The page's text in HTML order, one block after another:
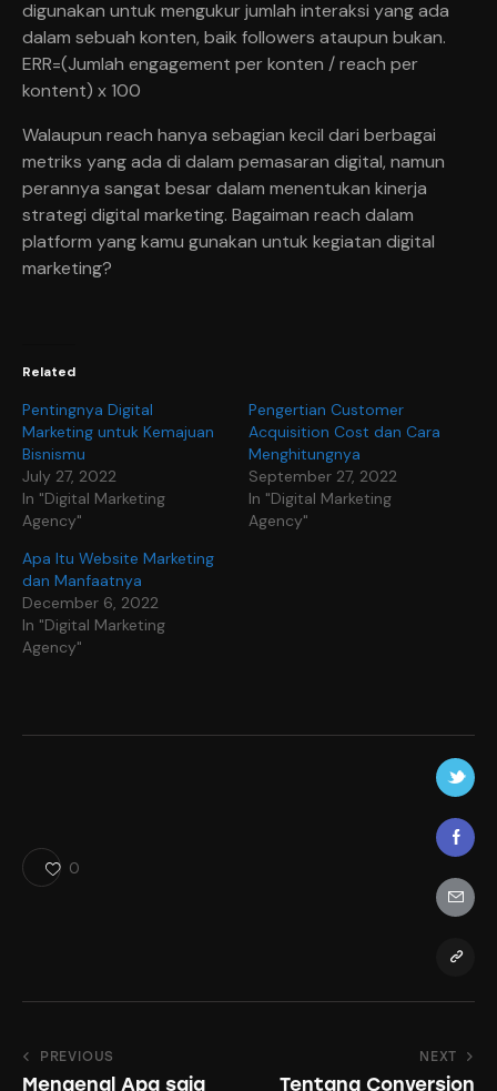
digunakan untuk mengukur jumlah interaksi yang ada
dalam sebuah konten, baik followers ataupun bukan.
ERR=(Jumlah engagement per konten / reach per
kontent) x 100
Walaupun reach hanya sebagian kecil dari berbagai
metriks yang ada di dalam pemasaran digital, namun
perannya sangat besar dalam menentukan kinerja
strategi digital marketing. Bagaiman reach dalam
platform yang kamu gunakan untuk kegiatan digital
marketing?
Related
Pentingnya Digital
Marketing untuk Kemajuan
Bisnismu
July 27, 2022
In "Digital Marketing
Agency"
Pengertian Customer
Acquisition Cost dan Cara
Menghitungnya
September 27, 2022
In "Digital Marketing
Agency"
Apa Itu Website Marketing
dan Manfaatnya
December 6, 2022
In "Digital Marketing
Agency"
0
Post
PREVIOUS
Mengenal Apa saja
NEXT
Tentang Conversion